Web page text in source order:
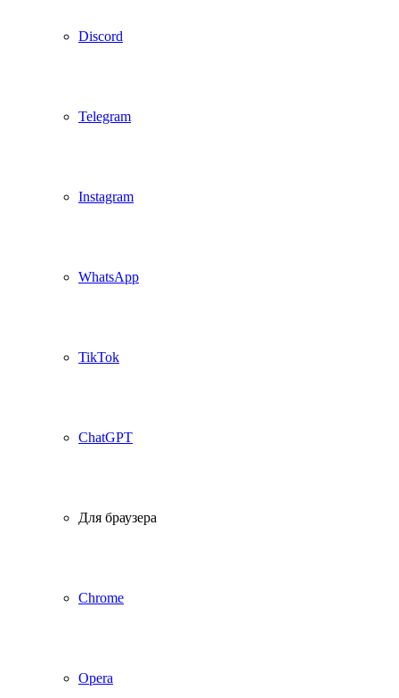
Discord
Telegram
Instagram
WhatsApp
TikTok
ChatGPT
Для браузера
Chrome
Opera